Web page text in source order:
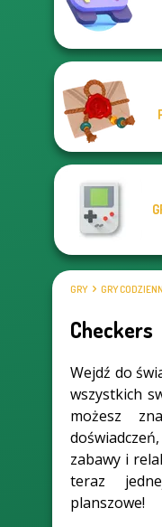
GRY GRY
Checkers
Wejdź do
wszystkich
możesz
zabawy i
teraz
planszowe!